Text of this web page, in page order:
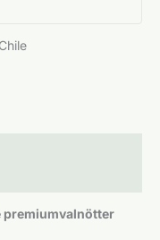
premiumvalnötter